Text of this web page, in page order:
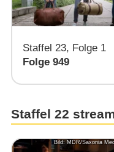
Staffel 23, Folge 1
Folge 949
Staffel 22
Bild: MDR/Saxonia